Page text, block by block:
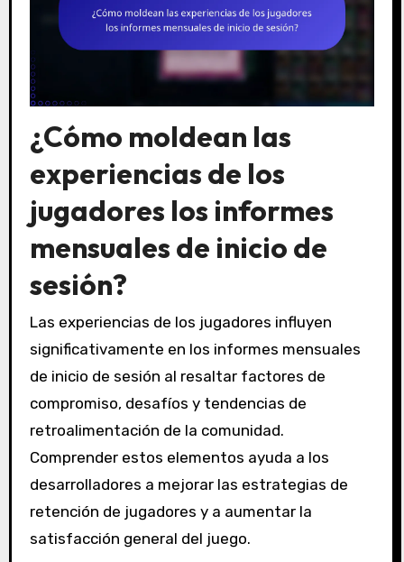
¿Cómo moldean las
experiencias de los
jugadores los informes
mensuales de inicio de
sesión?
Las experiencias de los jugadores influyen
significativamente en los informes mensuales
de inicio de sesión al resaltar factores de
compromiso, desafíos y tendencias de
retroalimentación de la comunidad.
Comprender estos elementos ayuda a los
desarrolladores a mejorar las estrategias de
retención de jugadores y a aumentar la
satisfacción general del juego.